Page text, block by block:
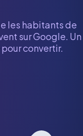
les habitants de
sur Google. Un
convertir.